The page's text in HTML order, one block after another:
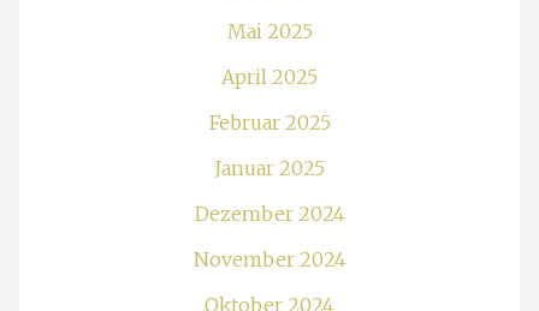
Mai 2025
April 2025
Februar 2025
Januar 2025
Dezember 2024
November 2024
Oktober 2024